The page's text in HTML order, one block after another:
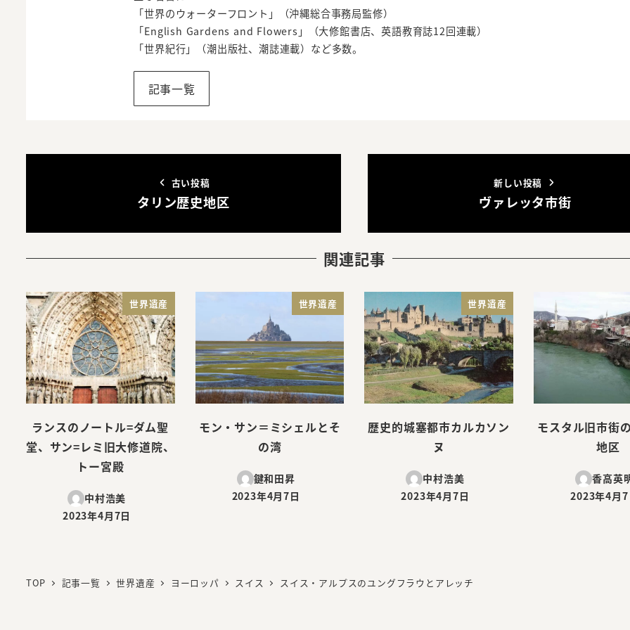
「世界のウォーターフロント」（沖縄総合事務局監修）
「English Gardens and Flowers」（大修館書店、英語教育誌12回連載）
「世界紀行」（潮出版社、潮誌連載）など多数。
記事一覧
古い投稿
タリン歴史地区
新しい投稿
ヴァレッタ市街
関連記事
世界遺産
ランスのノートル=ダム聖
堂、サン=レミ旧大修道院、
トー宮殿
中村浩美
投稿日
2023年4月7日
世界遺産
モン・サン＝ミシェルとそ
の湾
鍵和田昇
投稿日
2023年4月7日
世界遺産
歴史的城塞都市カルカソン
ヌ
中村浩美
投稿日
2023年4月7日
モスタル旧市街
地区
香高英
投稿日
2023年4月
TOP 記事一覧 世界遺産 ヨーロッパ スイス スイス・アルプスのユングフラウとアレッチ